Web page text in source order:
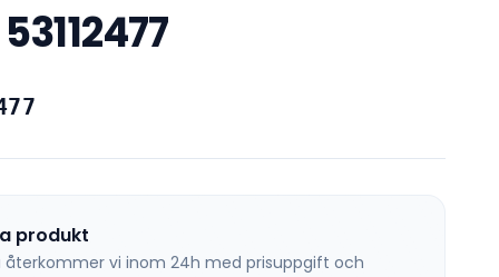
Lintelfrar
produkt
återkommer vi inom 24h med prisuppgift och